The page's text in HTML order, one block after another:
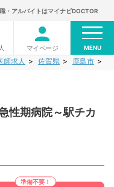
・アルバイトはマイナビDOCTOR
マイページ MENU
師求人 佐賀県 鹿島市
性期病院～駅チカ